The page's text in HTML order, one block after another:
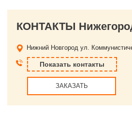
КОНТАКТЫ
Нижний Новгород ул.
Показать контакты
ЗАКАЗАТЬ